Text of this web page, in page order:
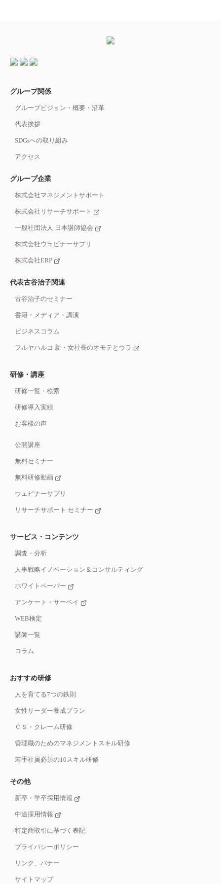
グループ関係
グループビジョン・概要・沿革
代表挨拶
SDGsへの取り組み
アクセス
グループ企業
株式会社マネジメントサポート
株式会社リサーチサポート
一般社団法人 日本講師協会
株式会社ウェビナーサプリ
株式会社ERP
代表古谷治子関連
古谷治子のセミナー
書籍・メディア・講演
ビジネスコラム
フルヤハルコ 新・女社長のオモテとウラ
研修・講座
研修一覧・検索
研修導入実績
お客様の声
公開講座
無料セミナー
無料研修動画
ウェビナーサプリ
リサーチサポート セミナー
サービス・コンテンツ
調査・分析
人事戦略イノベーション＆コンサルティング
ホワイトペーパー
アンケート・サーベイ
WEB検定
講師一覧
コラム
おすすめ研修
人を育てる7つの鉄則
女性リーダー養成プラン
ＣＳ・クレーム研修
管理職のためのマネジメントスキル研修
若手社員必須の10スキル研修
その他
新卒・学卒採用情報
中途採用情報
特定商取引に基づく表記
プライバシーポリシー
リンク、バナー
サイトマップ